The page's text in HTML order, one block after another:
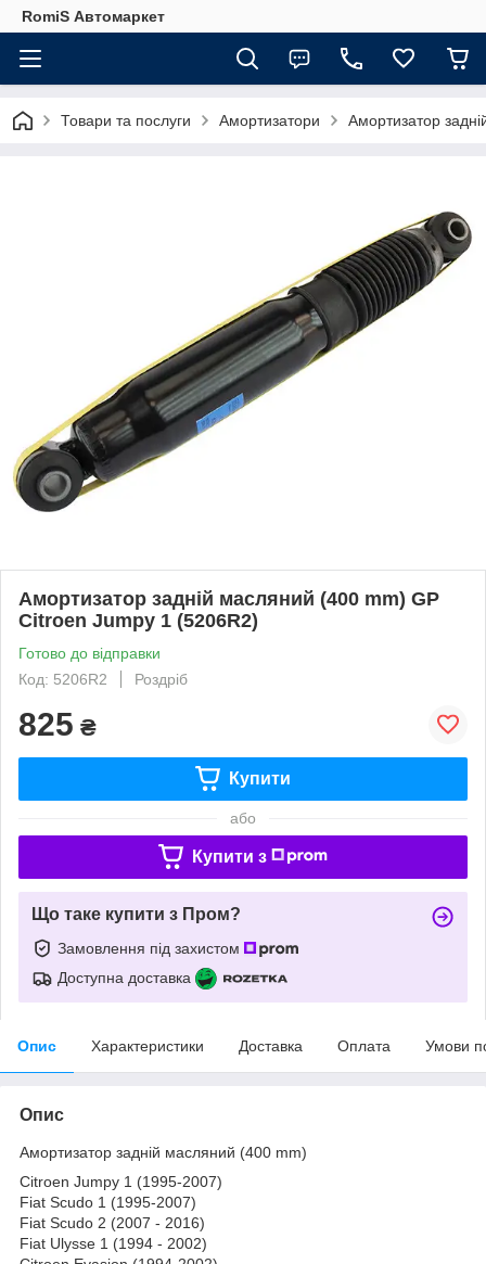
RomiS Автомаркет
Товари та послуги Амортизатори Амортизатор
Амортизатор задній масляний (400 mm) GP
Citroen Jumpy 1 (5206R2)
Готово до відправки
Код: 5206R2
Роздріб
825 ₴
Купити
або
Купити з
Що таке купити з Пром?
Замовлення під захистом
Доступна доставка
Опис Характеристики Доставка Оплата Умови
Опис
Амортизатор задній масляний (400 mm)
Citroen Jumpy 1 (1995-2007)
Fiat Scudo 1 (1995-2007)
Fiat Scudo 2 (2007 - 2016)
Fiat Ulysse 1 (1994 - 2002)